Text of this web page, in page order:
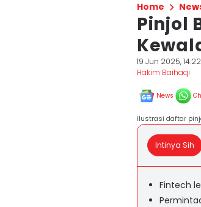
Home
Pinjol
19 Jun 2025,
Hakim Baihaqi
News
ilustrasi daftar
Intinya Sih
Fintech